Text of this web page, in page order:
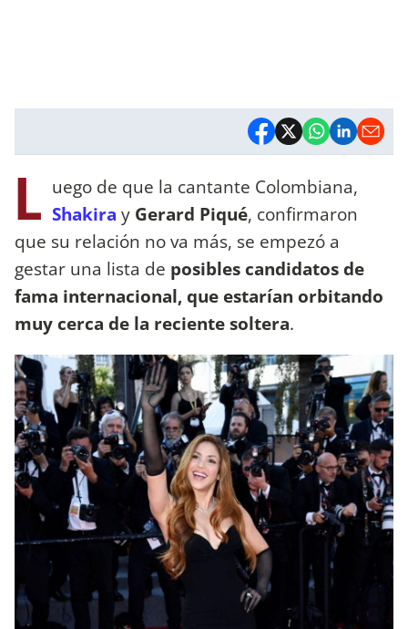
L uego de que la cantante Colombiana,
Shakira y Gerard Piqué, confirmaron
que su relación no va más, se empezó a
gestar una lista de posibles candidatos de
fama internacional, que estarían orbitando
muy cerca de la reciente soltera.